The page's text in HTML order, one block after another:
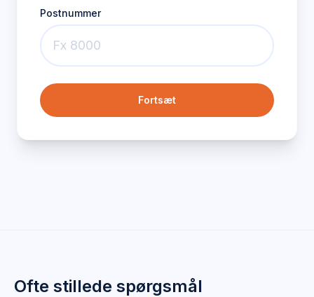
Postnummer
Fortsæt
Ofte stillede spørgsmål